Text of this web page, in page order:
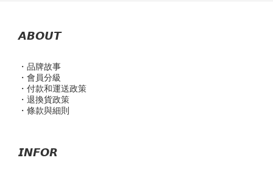
𝘼𝘽𝙊𝙐𝙏
・品牌故事
・會員分級
・付款和運送政策
・退換貨政策
・條款與細則
𝙄𝙉𝙁𝙊𝙍